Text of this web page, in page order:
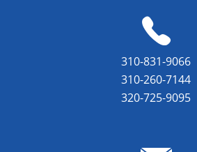
310-831-9066
310-260-7144
320-725-9095